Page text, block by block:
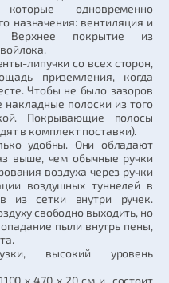
одновременно
назначения: вентиляция и
Верхнее покрытие из
липучки со всех сторон,
приземления, когда
Чтобы не было зазоров
полоски из того
Покрывающие полосы
в комплект поставки).
удобны. Они обладают
выше, чем обычные ручки
воздуха через ручки
воздушных туннелей в
из сетки внутри ручек.
свободно выходить, но
пыли внутрь пены,
высокий уровень
x 470 x 20 см и состоит